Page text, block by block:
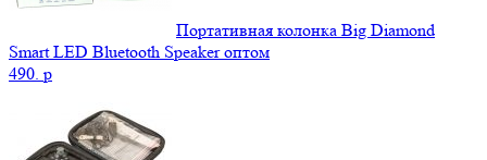
Портативная колонка Big Diamond
Smart LED Bluetooth Speaker оптом
490. p